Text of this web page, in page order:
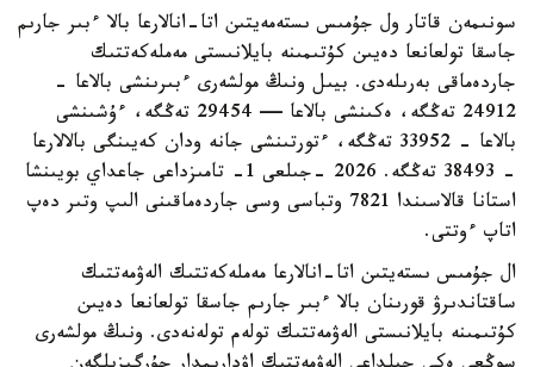
سونىمەن قاتار ول جۇمىس ىستەمەيتىن اتا-انالارعا بالا ءبىر جارىم
جاسقا تولعانعا دەيىن كۇتىمىنە بايلانىستى مەملەكەتتىك
جاردەماقى بەرىلەدى. بيىل ونىڭ مولشەرى ءبىرىنشى بالاعا -
24912 تەڭگە، ەكىنشى بالاعا — 29454 تەڭگە، ءۇشىنشى
بالاعا - 33952 تەڭگە، ءتورتىنشى جانە ودان كەيىنگى بالالارعا
- 38493 تەڭگە. 2026 -جىلعى 1- تامىزداعى جاعداي بويىنشا
استانا قالاسىندا 7821 وتباسى وسى جاردەماقىنى الىپ وتىر دەپ
اتاپ ءوتتى.
ال جۇمىس ىستەيتىن اتا-انالارعا مەملەكەتتىك الەۋمەتتىك
ساقتاندىرۋ قورىنان بالا ءبىر جارىم جاسقا تولعانعا دەيىن
كۇتىمىنە بايلانىستى الەۋمەتتىك تولەم تولەنەدى. ونىڭ مولشەرى